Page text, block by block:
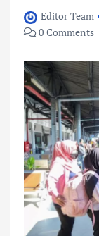
Editor Team
0 Comments